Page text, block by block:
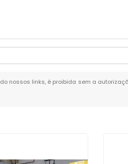
nossos links, é proibida sem a